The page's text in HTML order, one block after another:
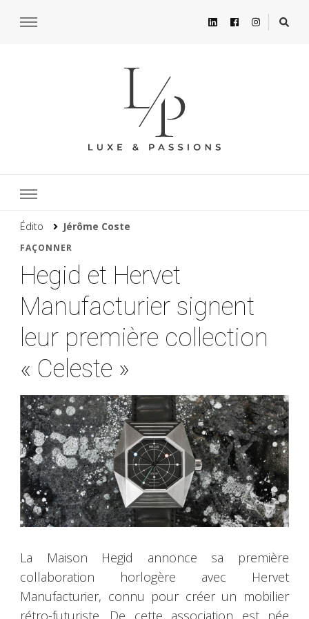
Édito Jérôme Coste
FAÇONNER
Hegid et Hervet
Manufacturier signent
leur première collection
« Celeste »
La Maison Hegid annonce sa première
collaboration horlogère avec Hervet
Manufacturier, connu pour créer un mobilier